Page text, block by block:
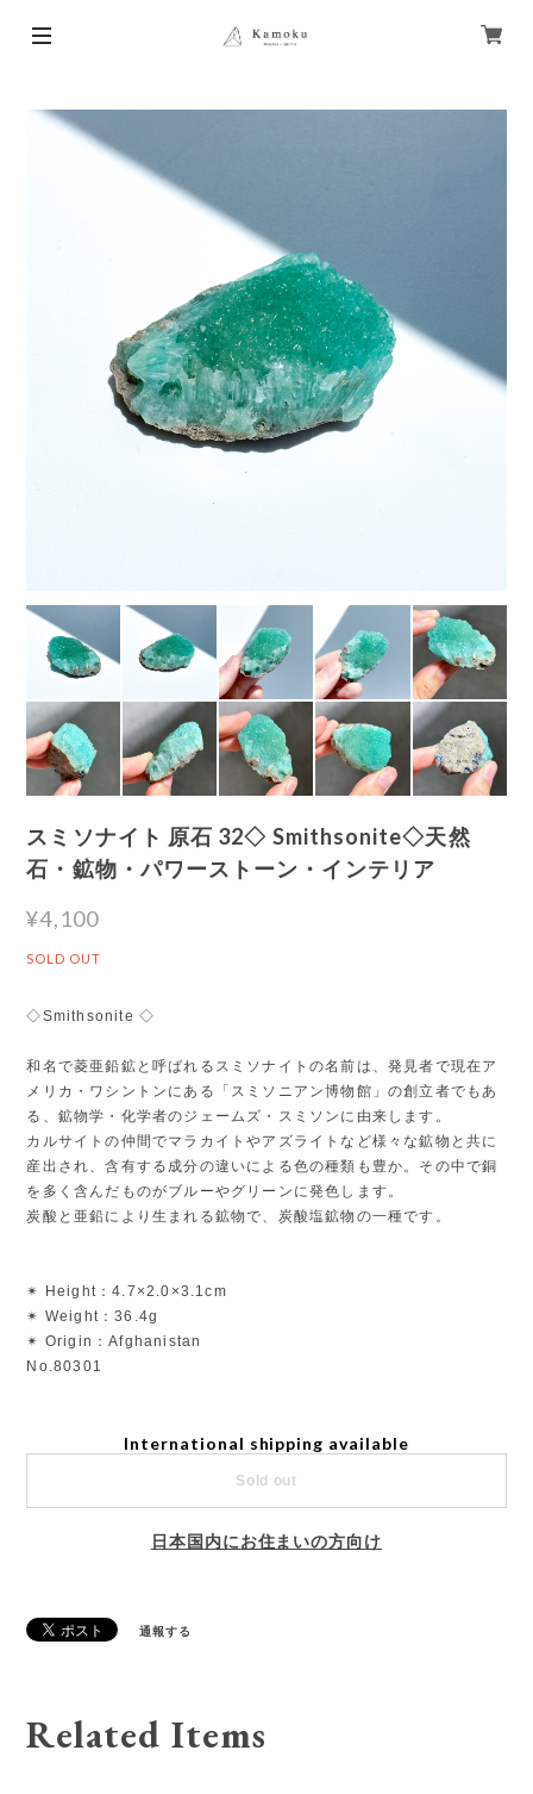
スミソナイト 原石 32◇ Smithsonite◇天然
石・鉱物・パワーストーン・インテリア
¥4,100
SOLD OUT
◇Smithsonite ◇
和名で菱亜鉛鉱と呼ばれるスミソナイトの名前は、発見者で現在ア
メリカ・ワシントンにある「スミソニアン博物館」の創立者でもあ
る、鉱物学・化学者のジェームズ・スミソンに由来します。
カルサイトの仲間でマラカイトやアズライトなど様々な鉱物と共に
産出され、含有する成分の違いによる色の種類も豊か。その中で銅
を多く含んだものがブルーやグリーンに発色します。
炭酸と亜鉛により生まれる鉱物で、炭酸塩鉱物の一種です。
✴︎ Height：4.7×2.0×3.1cm
✴︎ Weight：36.4g
✴︎ Origin：Afghanistan
No.80301
International shipping available
Sold out
日本国内にお住まいの方向け
通報する
Related Items